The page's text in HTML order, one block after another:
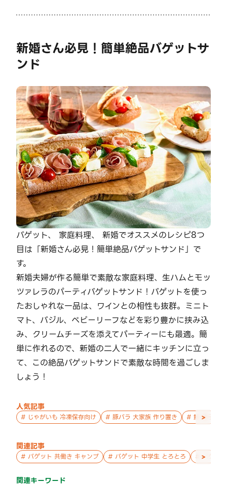
新婚さん必見！簡単絶品バゲットサ
ンド
バゲット、 家庭料理、 新婚でオススメのレシピ8つ
目は「新婚さん必見！簡単絶品バゲットサンド」で
す。
新婚夫婦が作る簡単で素敵な家庭料理、生ハムとモッ
ツァレラのパーティバゲットサンド！バゲットを使っ
たおしゃれな一品は、ワインとの相性も抜群。ミニト
マト、バジル、ベビーリーフなどを彩り豊かに挟み込
み、クリームチーズを添えてパーティーにも最適。簡
単に作れるので、新婚の二人で一緒にキッチンに立っ
て、この絶品バゲットサンドで素敵な時間を過ごしま
しょう！
人気記事
# じゃがいも 冷凍保存向け # 豚バラ 大家族 作り置き # 鮭 親子 作
>
関連記事
# バゲット 共働き キャンプ # バゲット 中学生 とろとろ #バゲッ
>
関連キーワード